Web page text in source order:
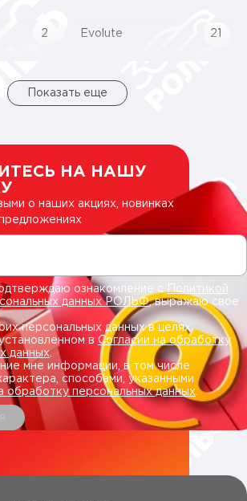
2 Evolute 21
Показать еще
НА НАШУ
о наших акциях, новинках
ознакомление сПолитикой
данных РОЛЬФ, выражаю свое
персональных данных в целях
в Согласии на обработку
данных.
мне информации, в том числе
способами, указанными
обработку персональных данных